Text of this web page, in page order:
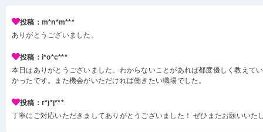
投稿：m*n*m***
ありがとうございました。
投稿：i*o*c***
本日はありがとうございました。わからないことがあれば都度優しく教えて
かったです。また機会がいただければ働きたい職場でした。
投稿：r*j*j***
丁寧にご対応いただきましてありがとうございました！ ぜひまたお願いいた